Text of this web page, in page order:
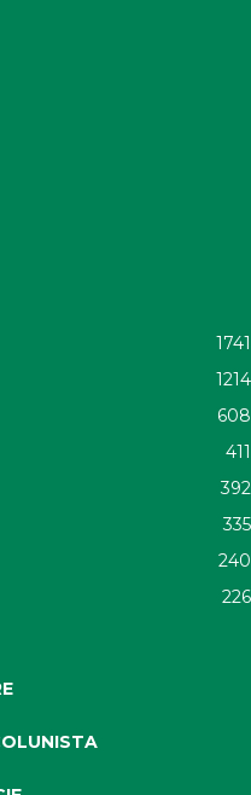
1741
1214
608
411
392
335
240
226